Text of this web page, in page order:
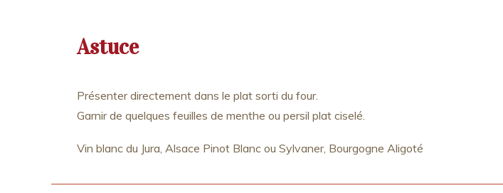
Astuce
Présenter directement dans le plat sorti du four.
Garnir de quelques feuilles de menthe ou persil plat ciselé.
Vin blanc du Jura, Alsace Pinot Blanc ou Sylvaner, Bourgogne Aligoté